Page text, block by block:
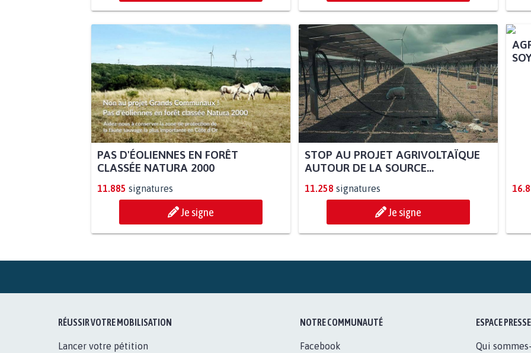
PAS D'ÉOLIENNES EN FORÊT
CLASSÉE NATURA 2000
11.885 signatures
Je signe
STOP AU PROJET AGRIVOLTAÏQUE
AUTOUR DE LA SOURCE...
11.258 signatures
Je signe
RÉUSSIR VOTRE MOBILISATION
Lancer votre pétition
NOTRE COMMUNAUTÉ
Facebook
ESPACE PRESSE
Qui